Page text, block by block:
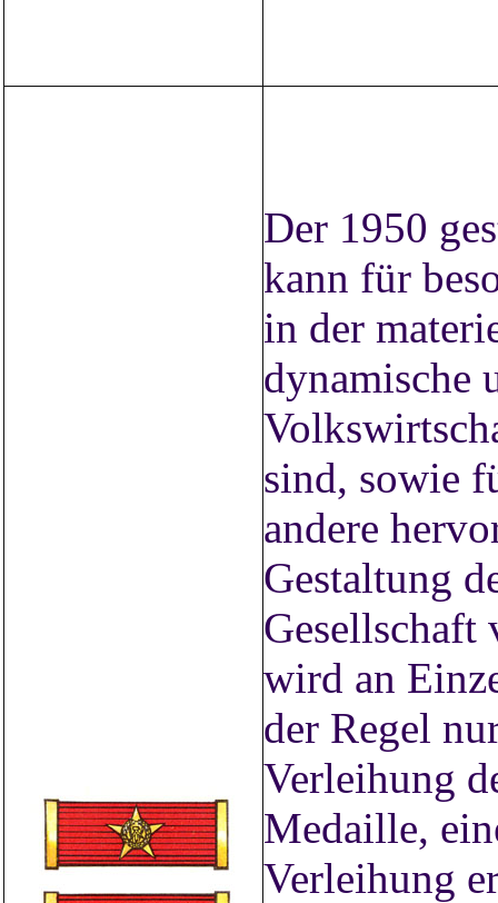
Der 1950
kann für
in der
dynamische
sind, sowie
andere
Gestaltung
Gesellschaft
wird an
der Regel
Verleihung
Medaille,
Verleihung